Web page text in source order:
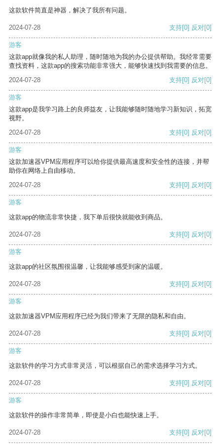
这款软件简直是神器，解决了我所有问题。
2024-07-28 支持[0] 反对[0]
游客
这款app就像我的私人助理，随时随地为我的办公提供帮助。我经常需要
查找资料，这款app的搜索功能非常强大，能够快速找到我需要的信息。
2024-07-28
支持[0] 反对[0]
游客
这款app是我学习路上的良师益友，让我能够随时随地学习新知识，拓宽
视野。
2024-07-28
支持[0] 反对[0]
游客
这款加速器VPM应用程序可以给你提供最高速度和安全性的连接，并帮
助你在网络上自由移动。
2024-07-28
支持[0] 反对[0]
游客
这款app的物流非常快捷，我下单后很快就能收到商品。
2024-07-28 支持[0] 反对[0]
游客
这款app的社区氛围很温馨，让我能够感受到家的温暖。
2024-07-28 支持[0] 反对[0]
游客
这款加速器VPM应用程序已经为我们带来了无限的隐私和自由。
2024-07-28 支持[0] 反对[0]
游客
这款软件的学习方式非常灵活，可以根据自己的需求选择学习方式。
2024-07-28 支持[0] 反对[0]
游客
这款软件的操作非常简单，即使是小白也能快速上手。
2024-07-28 支持[0] 反对[0]